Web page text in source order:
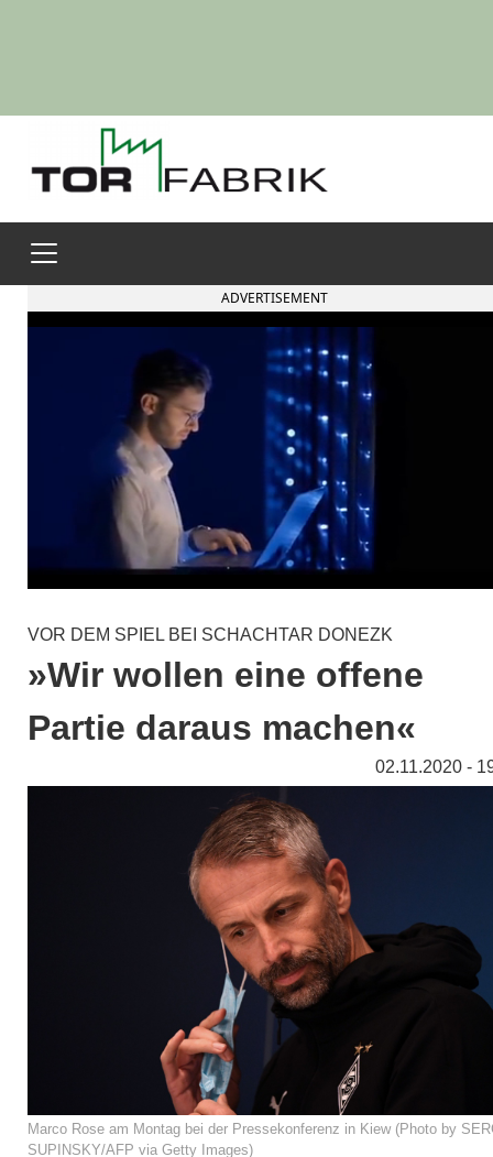
ADVERTISEMENT
VOR DEM SPIEL BEI SCHACHTAR DONEZK
»Wir wollen eine offene
Partie daraus machen«
02.11.2020 -
Marco Rose am Montag bei der Pressekonferenz in Kiew (Photo by
SUPINSKY/AFP via Getty Images)